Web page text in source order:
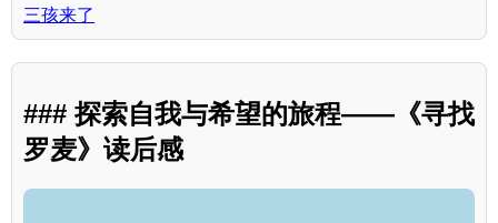
三孩来了
### 探索自我与希望的旅程——《寻找
罗麦》读后感